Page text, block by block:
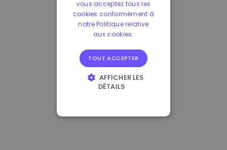
vous acceptez tous les
cookies conformément à
notre Politique relative
aux cookies.
TOUT ACCEPTER
AFFICHER LES
DÉTAILS